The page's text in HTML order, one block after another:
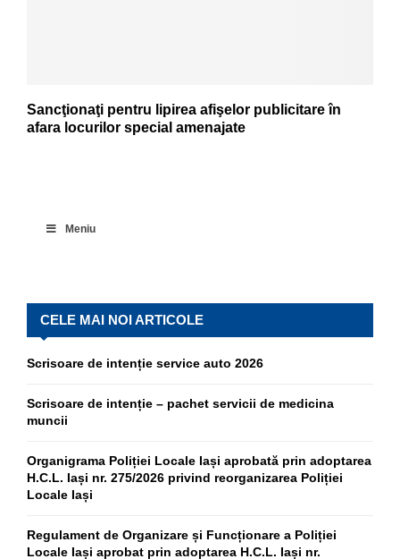
Sancţionaţi pentru lipirea afişelor publicitare în
afara locurilor special amenajate
Meniu
CELE MAI NOI ARTICOLE
Scrisoare de intenție service auto 2026
Scrisoare de intenție – pachet servicii de medicina
muncii
Organigrama Poliției Locale Iași aprobată prin adoptarea
H.C.L. Iași nr. 275/2026 privind reorganizarea Poliției
Locale Iași
Regulament de Organizare și Funcționare a Poliției
Locale Iași aprobat prin adoptarea H.C.L. Iași nr.